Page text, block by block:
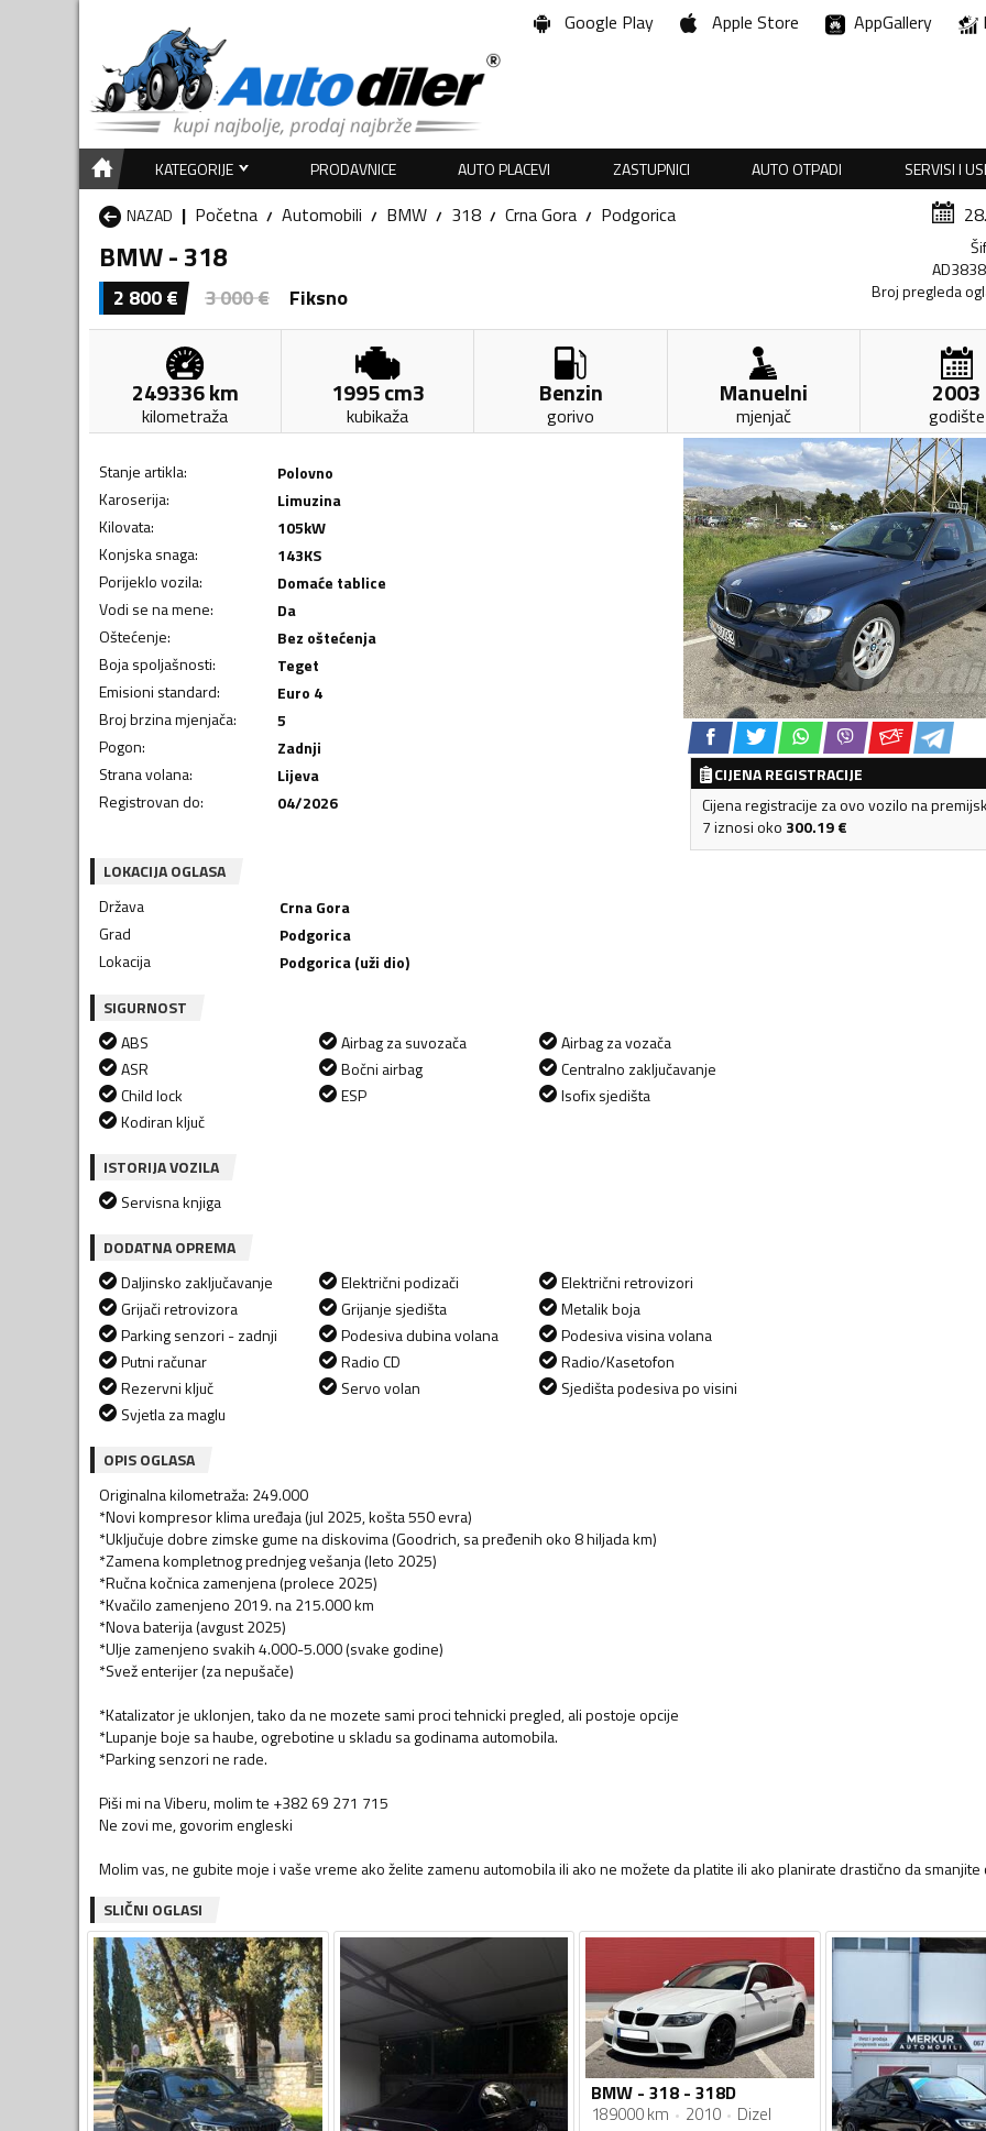
Google Play Apple Store AppGallery
KATEGORIJE PRODAVNICE AUTO PLACEVI ZASTUPNICI AUTO OTPADI
SERVISI I
NAZAD
Početna Automobili BMW 318 Crna Gora Podgorica
BMW - 318
2 800€ 3 000€ Fiksno
Broj pregleda
249336km
kilometraža
1995cm3
kubikaža
Benzin
gorivo
Manuelni
mjenjač
2003
godište
Stanje artikla:
Polovno
Karoserija:
Limuzina
Kilovata: 105kW
Konjska snaga: 143KS
Porijeklo vozila:
Domaće tablice
Vodi se na mene:
Da
Oštećenje:
Bez oštećenja
Boja spoljašnosti:
Teget
Emisioni standard:
Euro 4
Broj brzina mjenjača:
5
Pogon:
Zadnji
Strana volana:
Lijeva
Registrovan do: 04/2026
CIJENA REGISTRACIJE
Cijena registracije za ovo vozilo na
7 iznosi oko 300.19€
LOKACIJA OGLASA
Država
Crna Gora
Grad
Podgorica
Lokacija
Podgorica (uži dio)
SIGURNOST
ABS
ASR
Child lock
Kodiran ključ
Airbag za suvozača
Bočni airbag
ESP
Airbag za vozača
Centralno zaključavanje
Isofix sjedišta
ISTORIJA VOZILA
Servisna knjiga
DODATNA OPREMA
Daljinsko zaključavanje
Grijači retrovizora
Parking senzori - zadnji
Putni računar
Rezervni ključ
Svjetla za maglu
Električni podizači
Grijanje sjedišta
Podesiva dubina volana
Radio CD
Servo volan
Električni retrovizori
Metalik boja
Podesiva visina volana
Radio/Kasetofon
Sjedišta podesiva po visini
OPIS OGLASA
Originalna kilometraža: 249.000
*Novi kompresor klima uređaja (jul 2025, košta 550 evra)
*Uključuje dobre zimske gume na diskovima (Goodrich, sa pređenih oko 8 hiljada km)
*Zamena kompletnog prednjeg vešanja (leto 2025)
*Ručna kočnica zamenjena (prolece 2025)
*Kvačilo zamenjeno 2019. na 215.000 km
*Nova baterija (avgust 2025)
*Ulje zamenjeno svakih 4.000-5.000 (svake godine)
*Svež enterijer (za nepušače)
*Katalizator je uklonjen, tako da ne mozete sami proci tehnicki pregled, ali postoje opcije
*Lupanje boje sa haube, ogrebotine u skladu sa godinama automobila.
*Parking senzori ne rade.
Piši mi na Viberu, molim te +382 69 271 715
Ne zovi me, govorim engleski
Molim vas, ne gubite moje i vaše vreme ako želite zamenu automobila ili ako ne možete da platite ili ako planirate drastično da smanjite
SLIČNI OGLASI
BMW - 318 - 318D
189000 km 2010 Dizel